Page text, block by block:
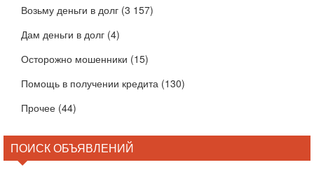
Возьму деньги в долг (3 157)
Дам деньги в долг (4)
Осторожно мошенники (15)
Помощь в получении кредита (130)
Прочее (44)
ПОИСК ОБЪЯВЛЕНИЙ